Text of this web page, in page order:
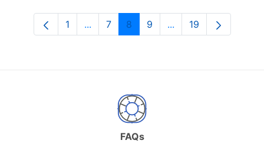
Orrialdea
1 ...Intermediate Pages Use TAB to
Orrialdea
7 Orrialdea
8 Orrialdea
9 ...Intermediate Pages
Orrialdea
19
FAQs